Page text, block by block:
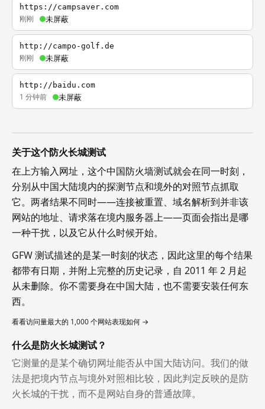
https://campsaver.com
刚刚 未屏蔽
http://campo-golf.de
刚刚 未屏蔽
http://baidu.com
1 分钟前 未屏蔽
关于这个防火长城测试
在上方输入网址，这个中国防火墙测试就会在同一时刻，
分别从中国大陆境内的探测节点和境外的对照节点抓取
它。两者结果不同时——连接被重置、域名解析到并非该
网站的地址、请求落在境内服务器上——页面会指出是哪
一种干扰，以及它从什么时候开始。
GFW 测试描述的是某一时刻的状态，因此这里的每个结果
都带有日期，并附上完整的历史记录，自 2011 年 2 月起
从未删除。你不需要身在中国大陆，也不需要安装任何东
西。
看看访问量最大的 1,000 个网站表现如何 →
什么是防火长城测试？
它测量的是某个确切网址能否从中国大陆访问。我们的做
法是把境内节点与境外对照相比较，因此判定反映的是防
火长城的干扰，而不是网站自身的普通故障。